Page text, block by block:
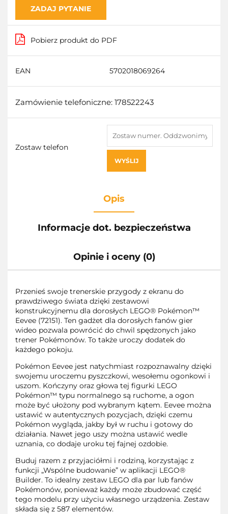
ZADAJ PYTANIE
Pobierz produkt do PDF
EAN 5702018069264
Zamówienie telefoniczne: 178522243
Zostaw telefon
WYŚLIJ
Opis
Informacje dot. bezpieczeństwa
Opinie i oceny (0)
Przenieś swoje trenerskie przygody z ekranu do
prawdziwego świata dzięki zestawowi
konstrukcyjnemu dla dorosłych LEGO® Pokémon™
Eevee (72151). Ten gadżet dla dorosłych fanów gier
wideo pozwala powrócić do chwil spędzonych jako
trener Pokémonów. To także uroczy dodatek do
każdego pokoju.
Pokémon Eevee jest natychmiast rozpoznawalny dzięki
swojemu uroczemu pyszczkowi, wesołemu ogonkowi i
uszom. Kończyny oraz głowa tej figurki LEGO
Pokémon™ typu normalnego są ruchome, a ogon
może być ułożony pod wybranym kątem. Eevee można
ustawić w autentycznych pozycjach, dzięki czemu
Pokémon wygląda, jakby był w ruchu i gotowy do
działania. Nawet jego uszy można ustawić wedle
uznania, co dodaje uroku tej fajnej ozdobie.
Buduj razem z przyjaciółmi i rodziną, korzystając z
funkcji „Wspólne budowanie” w aplikacji LEGO®
Builder. To idealny zestaw LEGO dla par lub fanów
Pokémonów, ponieważ każdy może zbudować część
tego modelu przy użyciu własnego urządzenia. Zestaw
składa się z 587 elementów.